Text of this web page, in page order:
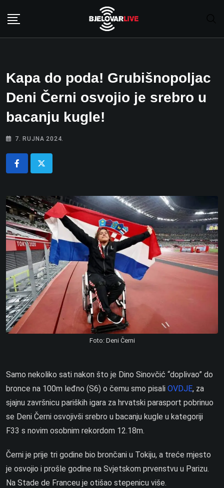
Kapa do poda! Grubišnopoljac
Deni Černi osvojio je srebro u
bacanju kugle!
7. RUJNA 2024.
Foto: Deni Černi
Samo nekoliko sati nakon što je Dino Sinovčić “doplivao” do
bronce na 100m leđno (S6) o čemu smo pisali OVDJE, za
sjajnu završnicu pariških igara za hrvatski parasport pobrinuo
se Deni Černi osvojivši srebro u bacanju kugle u kategoriji
F33 s novim osobnim rekordom 12.18m.
Černi je prije tri godine bio brončani u Tokiju, a treće mjesto
je osvojio i prošle godine na Svjetskom prvenstvu u Parizu.
Na Stade de Franceu je otišao stepenicu više.